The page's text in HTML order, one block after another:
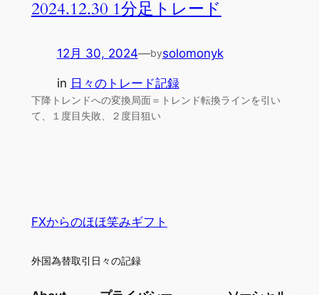
2024.12.30 1分足トレード
12月 30, 2024—bysolomonyk
in 日々のトレード記録
下降トレンドへの変換局面＝トレンド転換ラインを引い
て、１度目失敗、２度目狙い
FXからのほほ笑みギフト
外国為替取引日々の記録